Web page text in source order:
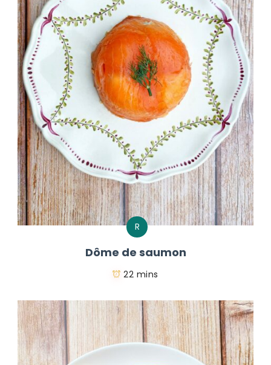
R
Dôme de saumon
22 mins